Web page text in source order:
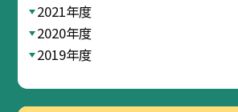
2021年度
2020年度
2019年度